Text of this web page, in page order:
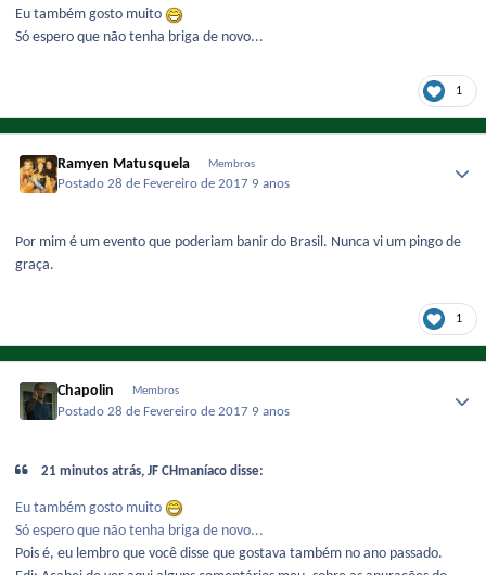
Eu também gosto muito
Só espero que não tenha briga de novo...
1
Ramyen Matusquela Membros
Postado28 de Fevereiro de 2017 9 anos
Por mim é um evento que poderiam banir do Brasil. Nunca vi um pingo de
graça.
1
Chapolin Membros
Postado28 de Fevereiro de 2017 9 anos
21 minutos atrás, JF CHmaníaco disse:
Eu também gosto muito
Só espero que não tenha briga de novo...
Pois é, eu lembro que você disse que gostava também no ano passado.